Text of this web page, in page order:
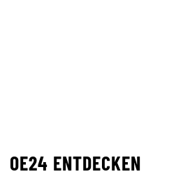
OE24 ENTDECKEN